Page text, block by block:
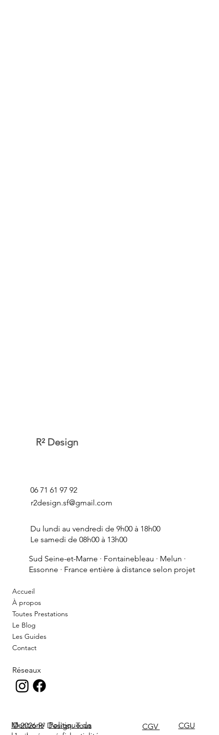
R² Design
06 71 61 97 92
r2design.sf@gmail.com
Du lundi au vendredi de 9h00 à 18h00
Le samedi de 08h00 à 13h00
Sud Seine-et-Marne · Fontainebleau · Melun ·
Essonne · France entière à distance selon projet
Accueil
À propos
Toutes Prestations
Le Blog
Les Guides
Contact
Réseaux
Mentions Politique de
© 2026 R² Design. Tous
CGU
CGV